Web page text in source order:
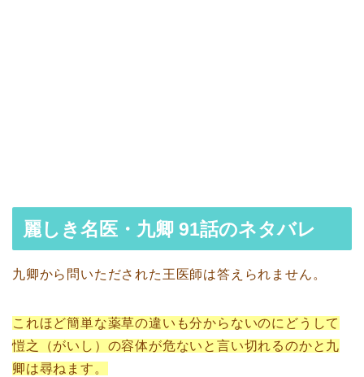
麗しき名医・九卿 91話のネタバレ
九卿から問いただされた王医師は答えられません。
これほど簡単な薬草の違いも分からないのにどうして
愷之（がいし）の容体が危ないと言い切れるのかと九
卿は尋ねます。